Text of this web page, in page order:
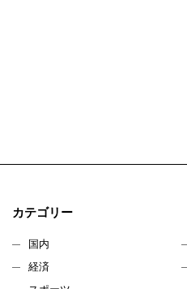
カテゴリー
国内
経済